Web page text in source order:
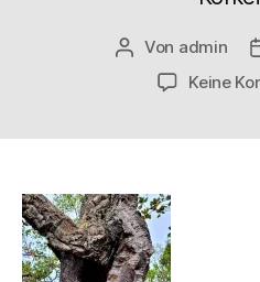
Beitragsautor
Von admin
Keine